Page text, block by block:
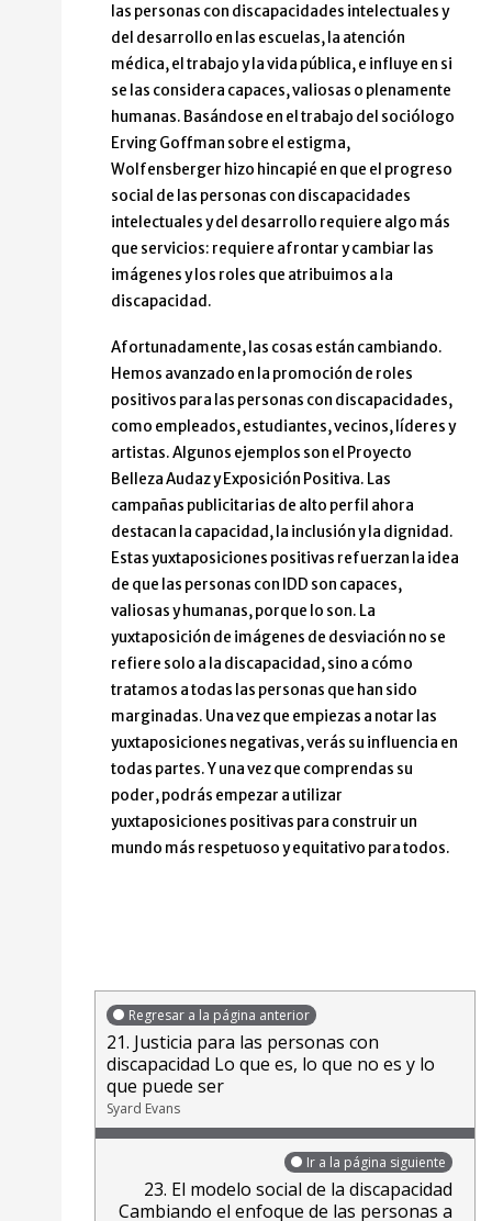
las personas con discapacidades intelectuales y
del desarrollo en las escuelas, la atención
médica, el trabajo y la vida pública, e influye en si
se las considera capaces, valiosas o plenamente
humanas. Basándose en el trabajo del sociólogo
Erving Goffman sobre el estigma,
Wolfensberger hizo hincapié en que el progreso
social de las personas con discapacidades
intelectuales y del desarrollo requiere algo más
que servicios: requiere afrontar y cambiar las
imágenes y los roles que atribuimos a la
discapacidad.
Afortunadamente, las cosas están cambiando.
Hemos avanzado en la promoción de roles
positivos para las personas con discapacidades,
como empleados, estudiantes, vecinos, líderes y
artistas. Algunos ejemplos son el Proyecto
Belleza Audaz y Exposición Positiva. Las
campañas publicitarias de alto perfil ahora
destacan la capacidad, la inclusión y la dignidad.
Estas yuxtaposiciones positivas refuerzan la idea
de que las personas con IDD son capaces,
valiosas y humanas, porque lo son. La
yuxtaposición de imágenes de desviación no se
refiere solo a la discapacidad, sino a cómo
tratamos a todas las personas que han sido
marginadas. Una vez que empiezas a notar las
yuxtaposiciones negativas, verás su influencia en
todas partes. Y una vez que comprendas su
poder, podrás empezar a utilizar
yuxtaposiciones positivas para construir un
mundo más respetuoso y equitativo para todos.
Regresar a la página anterior
21. Justicia para las personas con
discapacidad Lo que es, lo que no es y lo
que puede ser
Syard Evans
Ir a la página siguiente
23. El modelo social de la discapacidad
Cambiando el enfoque de las personas a